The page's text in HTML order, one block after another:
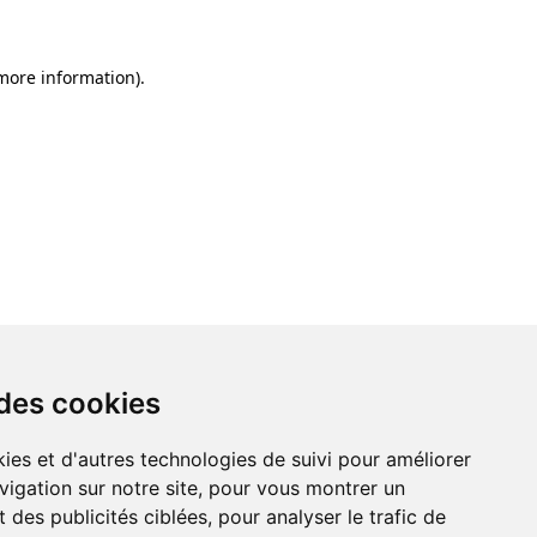
cookies
et d'autres technologies de suivi pour améliorer
sur notre site, pour vous montrer un
des publicités ciblées, pour analyser le trafic de
information).